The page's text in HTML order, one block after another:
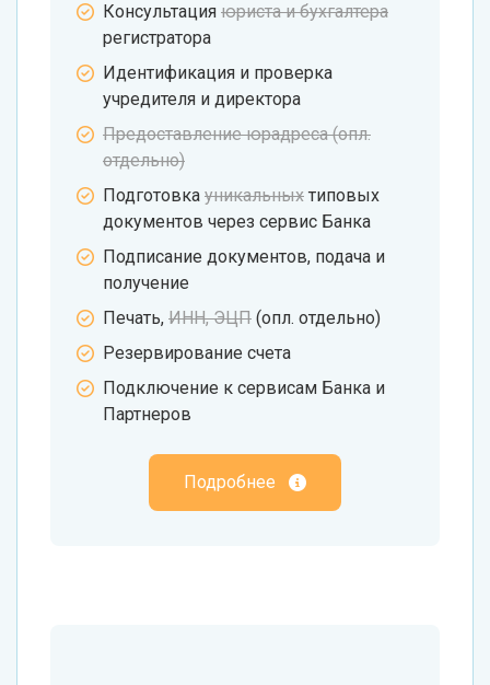
Консультация юриста и бухгалтера
регистратора
Идентификация и проверка
учредителя и директора
Предоставление юрадреса (опл.
отдельно)
Подготовка уникальных типовых
документов через сервис Банка
Подписание документов, подача и
получение
Печать, ИНН, ЭЦП (опл. отдельно)
Резервирование счета
Подключение к сервисам Банка и
Партнеров
Подробнее